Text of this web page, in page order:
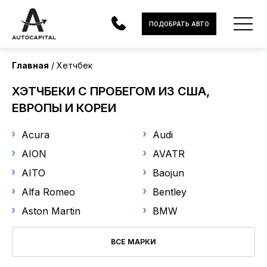
ЭЛЕКТРОМОБИЛИ
В НАЛИЧИИ
МОТОЦИКЛЫ
УСЛУГИ
ЛИЗИНГ
ПОДОБРАТЬ АВТО
Главная Хетчбек
ХЭТЧБЕКИ С ПРОБЕГОМ ИЗ США,
ЕВРОПЫ И КОРЕИ
Acura
AION
AITO
Alfa Romeo
Aston Martin
Audi
AVATR
Baojun
Bentley
BMW
ВСЕ МАРКИ
Страна поставки
Выберите марку
Модель
Выберите модель
Год выпуска
до